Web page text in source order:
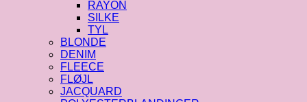
RAYON
SILKE
TYL
BLONDE
DENIM
FLEECE
FLØJL
JACQUARD